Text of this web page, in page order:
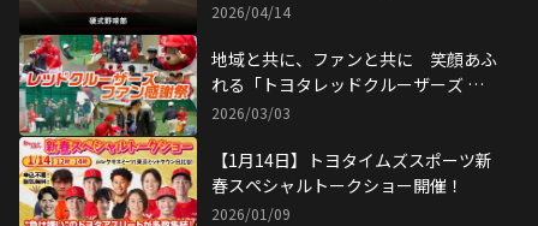
2026/04/14
地域と共に、ファンと共に 笑顔あふ
れる「トヨタレッドクルーザーズ フ
ァン感謝祭」が開催！
2026/03/03
【1月14日】トヨタイムズスポーツ新
春スペシャルトークショー開催！
2026/01/09